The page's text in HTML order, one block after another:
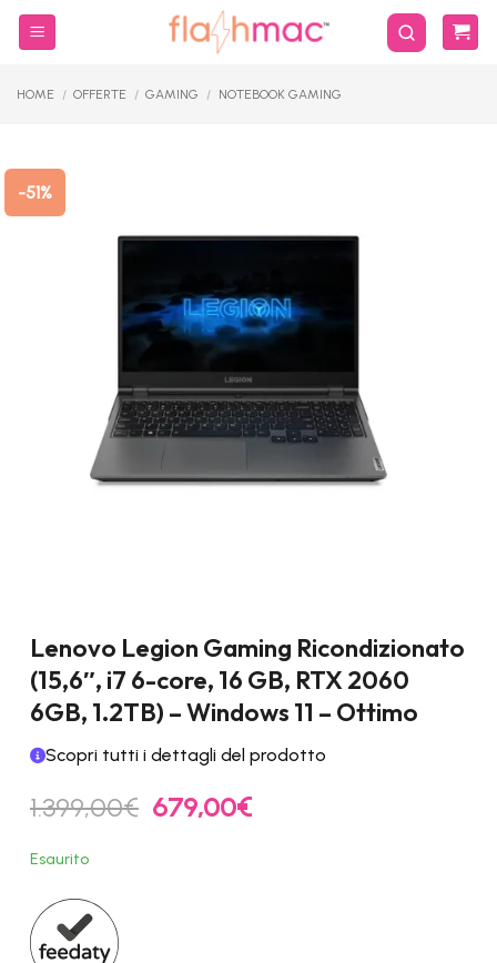
Salta
HOME / OFFERTE / GAMING / NOTEBOOK GAMING
-51%
Lenovo Legion Gaming Ricondizionato
(15,6″, i7 6-core, 16 GB, RTX 2060
6GB, 1.2TB) – Windows 11 – Ottimo
Scopri tutti i dettagli del prodotto
1.399,00€ Il
prezzo
679,00€Il
Esaurito